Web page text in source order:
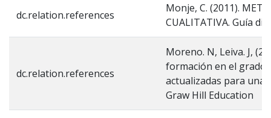
dc.relation.references
Monje, C. (2011).
CUALITATIVA. Guía
dc.relation.references
Moreno. N, Leiva. J,
formación en el grado
actualizadas para una
Graw Hill Education